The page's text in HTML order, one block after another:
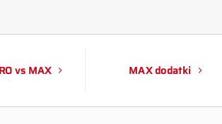
vs MAX MAX dodatki